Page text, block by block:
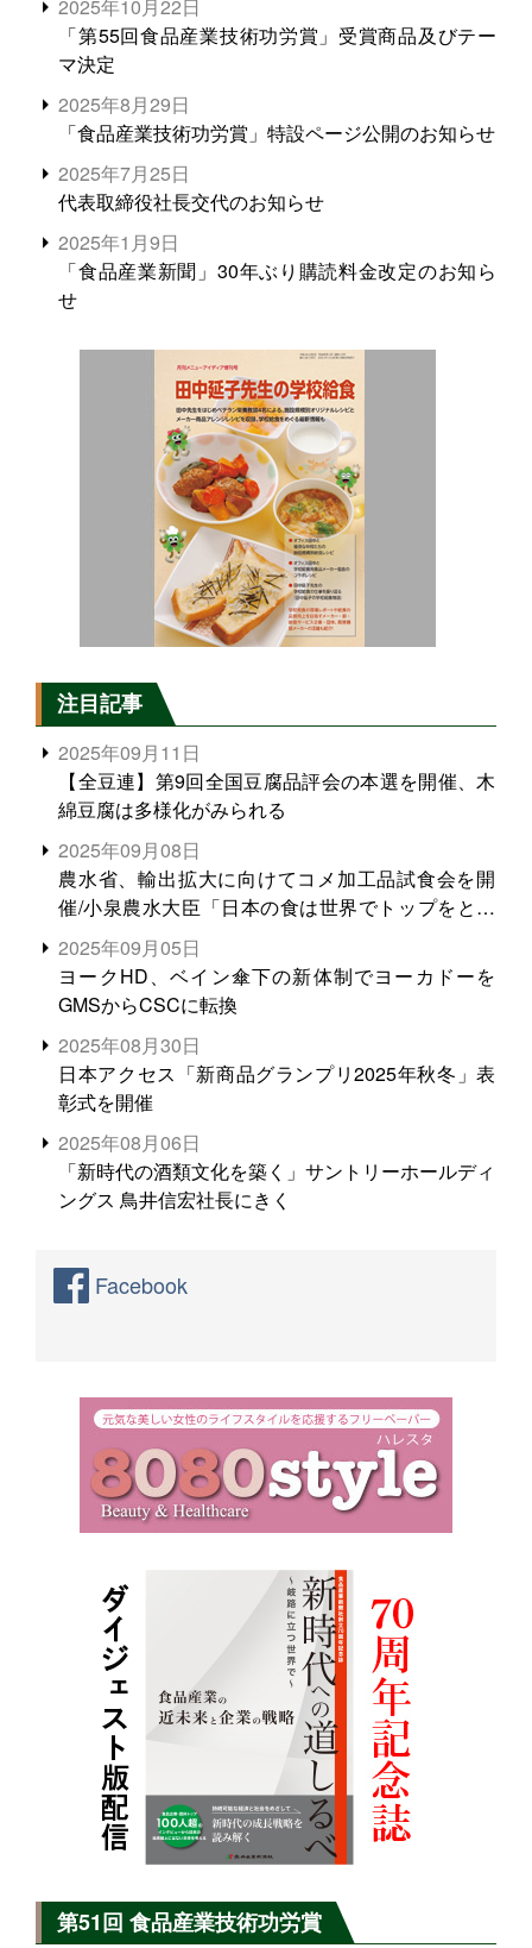
2025年10月22日
「第55回食品産業技術功労賞」受賞商品及びテー
マ決定
2025年8月29日
「食品産業技術功労賞」特設ページ公開のお知らせ
2025年7月25日
代表取締役社長交代のお知らせ
2025年1月9日
「食品産業新聞」30年ぶり購読料金改定のお知ら
せ
注目記事
2025年09月11日
【全豆連】第9回全国豆腐品評会の本選を開催、木
綿豆腐は多様化がみられる
2025年09月08日
農水省、輸出拡大に向けてコメ加工品試食会を開
催/小泉農水大臣「日本の食は世界でトップをとれ
る。米増産に向けて、米輸出需要の拡大を」
2025年09月05日
ヨークHD、ベイン傘下の新体制でヨーカドーを
GMSからCSCに転換
2025年08月30日
日本アクセス「新商品グランプリ2025年秋冬」表
彰式を開催
2025年08月06日
「新時代の酒類文化を築く」サントリーホールディ
ングス 鳥井信宏社長にきく
Facebook
第51回 食品産業技術功労賞